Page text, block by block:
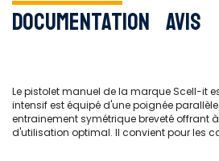
Documentation Avis
Le pistolet manuel de la marque Scell-it
intensif est équipé d'une poignée
entrainement symétrique breveté offrant
d'utilisation optimal. Il convient pour les